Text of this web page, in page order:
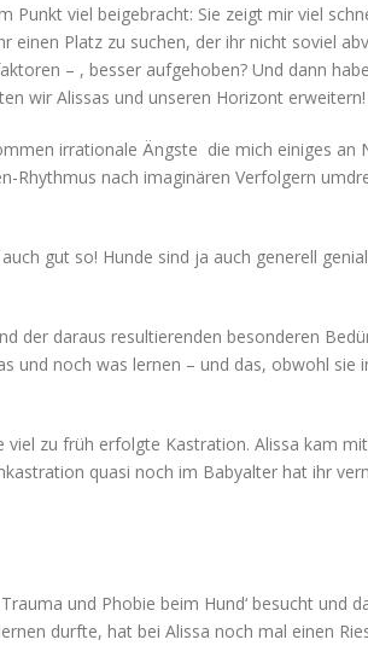
viel beigebracht: Sie zeigt mir viel
Platz zu suchen, der ihr nicht soviel
– , besser aufgehoben? Und dann
wir Alissas und unseren Horizont erweitern!
irrationale Ängste die mich einiges an
Rhythmus nach imaginären Verfolgern
gut so! Hunde sind ja auch generell
der daraus resultierenden besonderen
noch was lernen – und das, obwohl sie
zu früh erfolgte Kastration. Alissa kam
quasi noch im Babyalter hat ihr
und Phobie beim Hund‘ besucht und
durfte, hat bei Alissa noch mal einen